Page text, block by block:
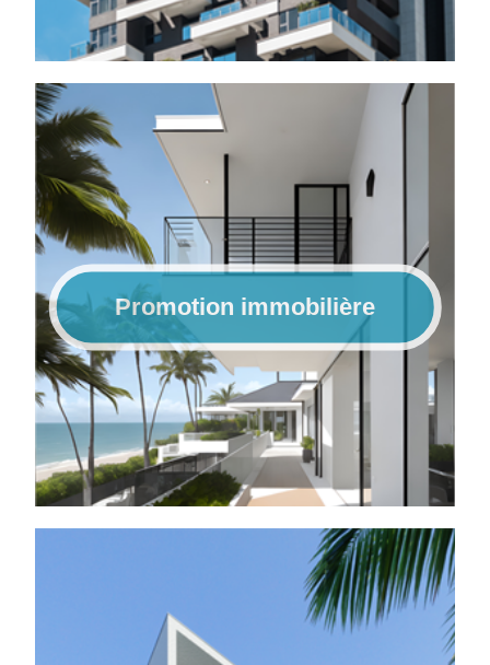
Promotion immobilière